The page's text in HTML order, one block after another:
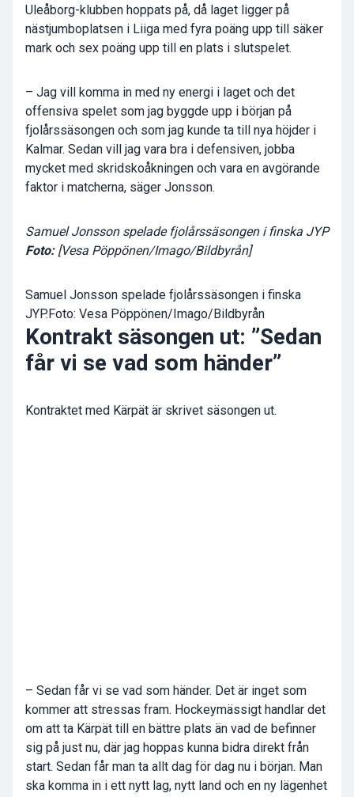
Uleåborg-klubben hoppats på, då laget ligger på
nästjumboplatsen i Liiga med fyra poäng upp till säker
mark och sex poäng upp till en plats i slutspelet.
– Jag vill komma in med ny energi i laget och det
offensiva spelet som jag byggde upp i början på
fjolårssäsongen och som jag kunde ta till nya höjder i
Kalmar. Sedan vill jag vara bra i defensiven, jobba
mycket med skridskoåkningen och vara en avgörande
faktor i matcherna, säger Jonsson.
Samuel Jonsson spelade fjolårssäsongen i finska JYP
Foto: [Vesa Pöppönen/Imago/Bildbyrån]
Samuel Jonsson spelade fjolårssäsongen i finska
JYP.Foto: Vesa Pöppönen/Imago/Bildbyrån
Kontrakt säsongen ut: ”Sedan
får vi se vad som händer”
Kontraktet med Kärpät är skrivet säsongen ut.
– Sedan får vi se vad som händer. Det är inget som
kommer att stressas fram. Hockeymässigt handlar det
om att ta Kärpät till en bättre plats än vad de befinner
sig på just nu, där jag hoppas kunna bidra direkt från
start. Sedan får man ta allt dag för dag nu i början. Man
ska komma in i ett nytt lag, nytt land och en ny lägenhet